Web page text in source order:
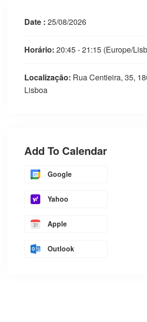
Date : 25/08/2026
Horário: 20:45 - 21:15 (Europe/
Localização: Rua Centieira, 35,
Lisboa
Add To Calendar
Google
Yahoo
Apple
Outlook